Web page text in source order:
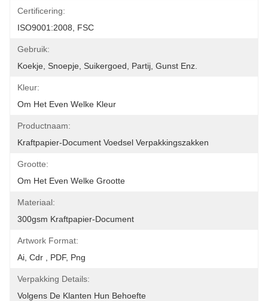
Certificering:
ISO9001:2008, FSC
Gebruik:
Koekje, Snoepje, Suikergoed, Partij, Gunst Enz.
Kleur:
Om Het Even Welke Kleur
Productnaam:
Kraftpapier-Document Voedsel Verpakkingszakken
Grootte:
Om Het Even Welke Grootte
Materiaal:
300gsm Kraftpapier-Document
Artwork Format:
Ai, Cdr , PDF, Png
Verpakking Details:
Volgens De Klanten Hun Behoefte